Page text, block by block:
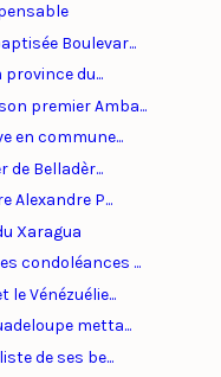
Boulevar...
province du...
premier Amba...
en commune...
de Belladèr...
Alexandre P...
Xaragua
condoléances ...
Vénézuélie...
metta...
de ses be...